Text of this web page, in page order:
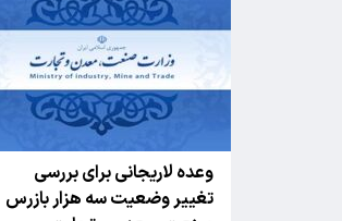
وعده لاریجانی برای بررسی
تغییر وضعیت سه هزار بازرس